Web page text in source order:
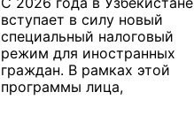
вступает в силу новый
специальный налоговый
режим для иностранных
граждан. В рамках этой
программы лица,